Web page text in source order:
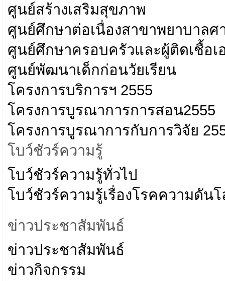
ศูนย์สร้างเสริมสุขภาพ
ศูนย์ศึกษาต่อเนื่องสาขาพยาบาลศ
ศูนย์ศึกษาครอบครัวและผู้ติดเชื้อเ
ศูนย์พัฒนาเด็กก่อนวัยเรียน
โครงการบริการฯ 2555
โครงการบูรณาการการสอน2555
โครงการบูรณาการกับการวิจัย
โบว์ชัวร์ความรู้
โบว์ชัวร์ความรู้ทั่วไป
โบว์ชัวร์ความรู้เรื่องโรคความดัน
ข่าวประชาสัมพันธ์
ข่าวประชาสัมพันธ์
ข่าวกิจกรรม